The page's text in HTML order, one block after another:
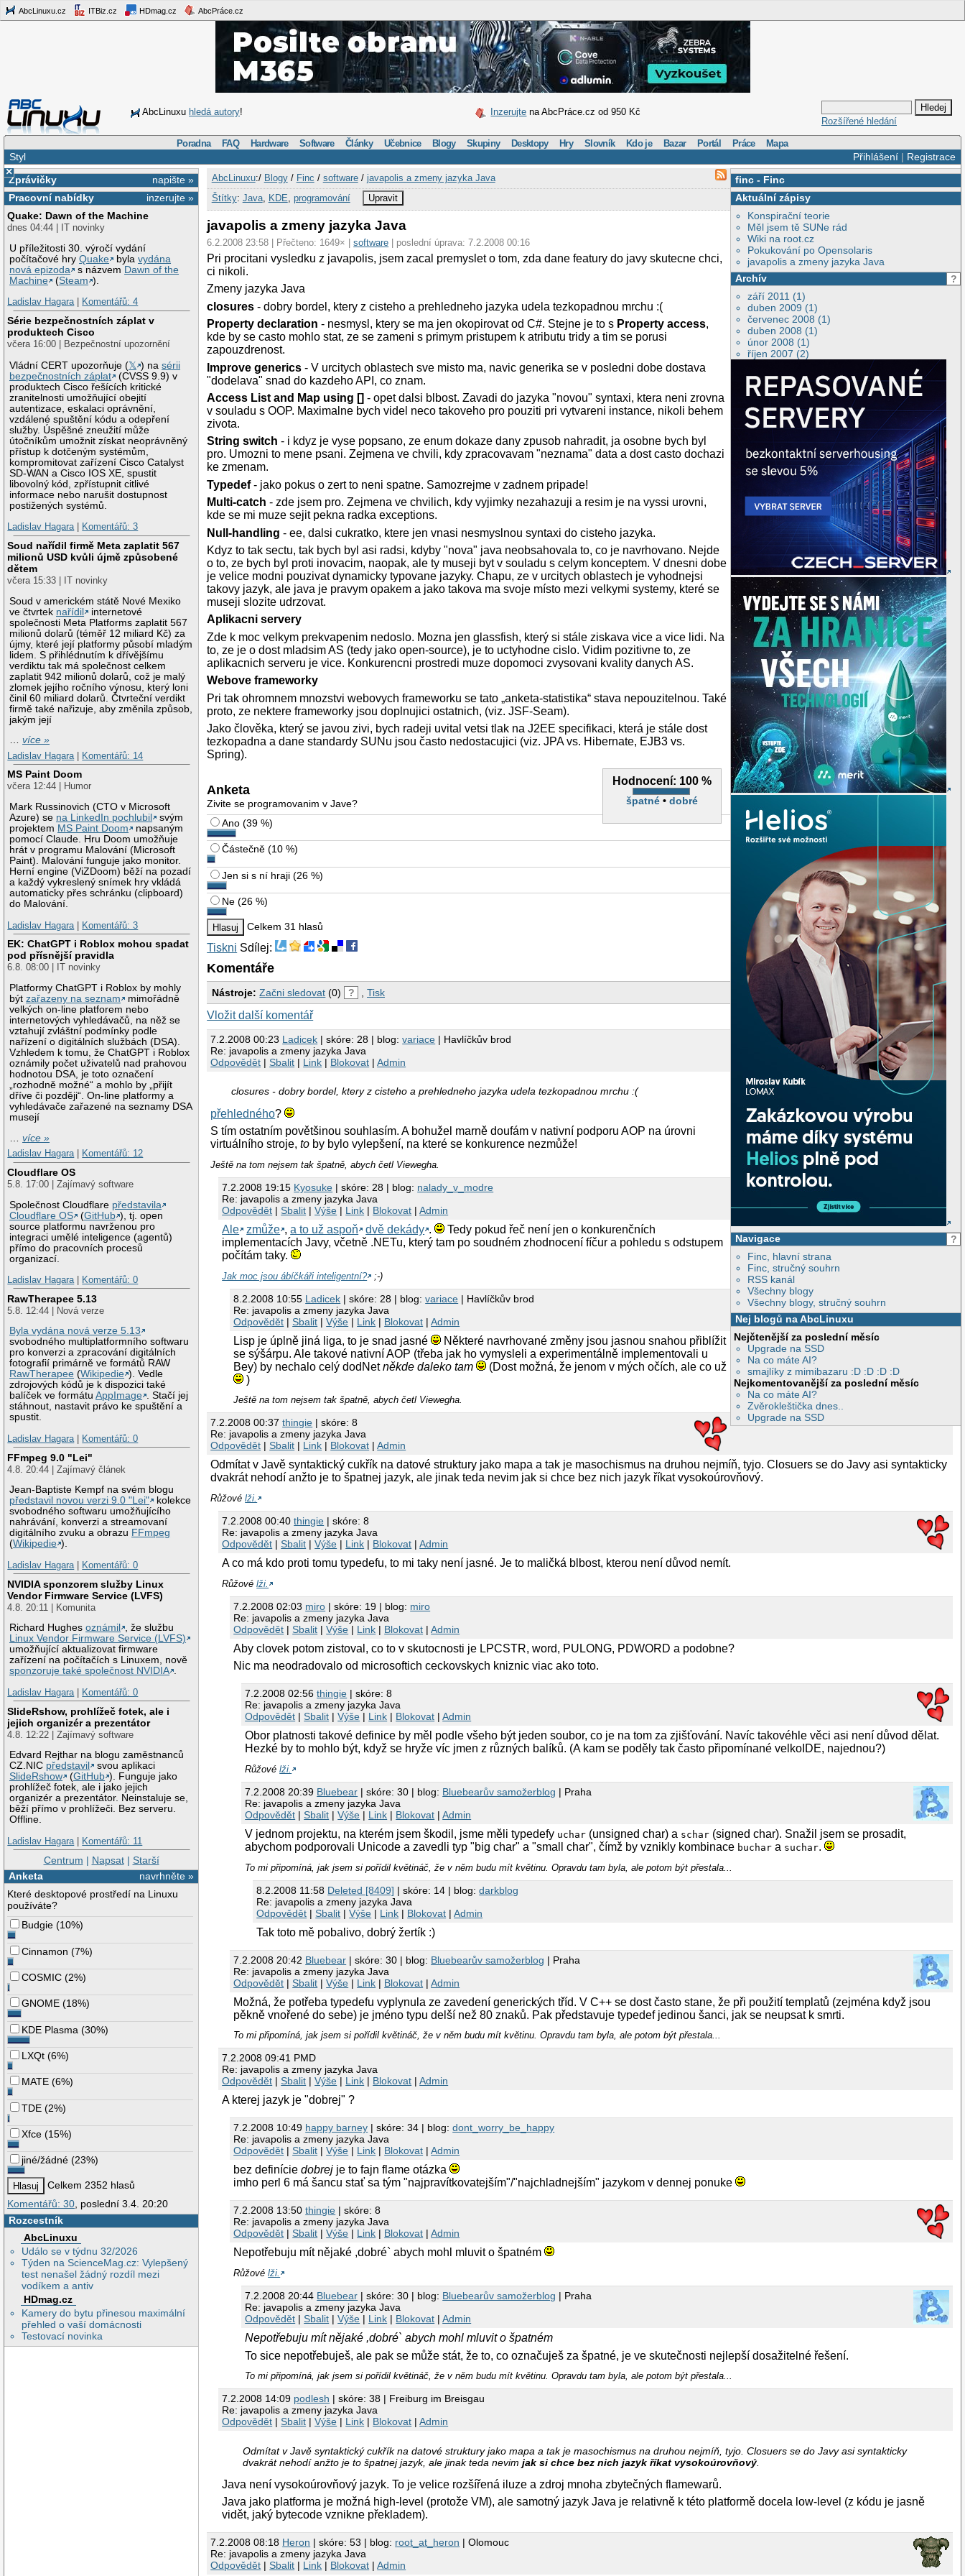
AbcLinuxu.cz ITBiz.cz HDmag.cz AbcPráce.cz
AbcLinuxu hledá autory! Inzerujte na AbcPráce.cz od 950 Kč
Rozšířené hledání
Poradna FAQ Hardware Software Články Učebnice Blogy Skupiny Desktopy Hry Slovník Kdo je Bazar Portál Práce Mapa
Přihlášení| Registrace
Styl
×
napište »
Zprávičky
inzerujte »
Pracovní nabídky
Quake: Dawn of the Machine
dnes 04:44 | IT novinky
U příležitosti 30. výročí vydání
počítačové hryQuake bylavydána
nová epizoda
s názvem Dawn of the
Machine
(Steam ).
Ladislav Hagara| Komentářů: 4
Série bezpečnostních záplat v
produktech Cisco
včera 16:00 | Bezpečnostní upozornění
Vládní CERT upozorňuje (𝕏 ) nasérii
bezpečnostních záplat
(CVSS 9.9) v
produktech Cisco řešících kritické
zranitelnosti umožňující obejití
autentizace, eskalaci oprávnění,
vzdálené spuštění kódu a odepření
služby. Úspěšné zneužití může
útočníkům umožnit získat neoprávněný
přístup k dotčeným systémům,
kompromitovat zařízení Cisco Catalyst
SD-WAN a Cisco IOS XE, spustit
libovolný kód, zpřístupnit citlivé
informace nebo narušit dostupnost
postižených systémů.
Ladislav Hagara| Komentářů: 3
Soud nařídil firmě Meta zaplatit 567
milionů USD kvůli újmě způsobené
dětem
včera 15:33 | IT novinky
Soud v americkém státě Nové Mexiko
ve čtvrtek nařídil
internetové
společnosti Meta Platforms zaplatit 567
milionů dolarů (téměř 12 miliard Kč) za
újmy, které její platformy působí mladým
lidem. S přihlédnutím k dřívějšímu
verdiktu tak má společnost celkem
zaplatit 942 milionů dolarů, což je malý
zlomek jejího ročního výnosu, který loni
činil 60 miliard dolarů. Čtvrteční verdikt
firmě také nařizuje, aby změnila způsob,
jakým její
…více »
Ladislav Hagara
Komentářů: 14
MS Paint Doom
včera 12:44 | Humor
Mark Russinovich (CTO v Microsoft
Azure) se na LinkedIn pochlubil
svým
projektem MS Paint Doom
napsaným
pomocí Claude. Hru Doom umožňuje
hrát v programu Malování (Microsoft
Paint). Malování funguje jako monitor.
Herní engine (ViZDoom) běží na pozadí
a každý vykreslený snímek hry vkládá
automaticky přes schránku (clipboard)
do Malování.
Ladislav Hagara
Komentářů: 3
EK: ChatGPT i Roblox mohou spadat
pod přísnější pravidla
6.8. 08:00 | IT novinky
Platformy ChatGPT i Roblox by mohly
býtzařazeny na seznam
mimořádně
velkých on-line platforem nebo
internetových vyhledávačů, na něž se
vztahují zvláštní podmínky podle
nařízení o digitálních službách (DSA).
Vzhledem k tomu, že ChatGPT i Roblox
oznámily počet uživatelů nad prahovou
hodnotou DSA, je toto označení
„rozhodně možné“ a mohlo by „přijít
dříve či později“. On-line platformy a
vyhledávače zařazené na seznamy DSA
musejí
…více »
Ladislav Hagara| Komentářů: 12
Cloudflare OS
5.8. 17:00 | Zajímavý software
Společnost Cloudflare představila
Cloudflare OS
(GitHub ), tj. open
source platformu navrženou pro
integraci umělé inteligence (agentů)
přímo do pracovních procesů
organizací.
Ladislav Hagara| Komentářů: 0
RawTherapee 5.13
5.8. 12:44 | Nová verze
Byla vydána nová verze 5.13
svobodného multiplatformního softwaru
pro konverzi a zpracování digitálních
fotografií primárně ve formátů RAW
RawTherapee (Wikipedie ). Vedle
zdrojových kódů je k dispozici také
balíček ve formátuAppImage . Stačí jej
stáhnout, nastavit právo ke spuštění a
spustit.
Ladislav Hagara| Komentářů: 0
FFmpeg 9.0 "Lei"
4.8. 20:44 | Zajímavý článek
Jean-Baptiste Kempf na svém blogu
představil novou verzi 9.0 "Lei"
kolekce
svobodného softwaru umožňujícího
nahrávání, konverzi a streamovaní
digitálního zvuku a obrazu FFmpeg
(Wikipedie ).
Ladislav Hagara| Komentářů: 0
NVIDIA sponzorem služby Linux
Vendor Firmware Service (LVFS)
4.8. 20:11 | Komunita
Richard Hughesoznámil
, že službu
Linux Vendor Firmware Service (LVFS)
umožňující aktualizovat firmware
zařízení na počítačích s Linuxem, nově
sponzoruje také společnost NVIDIA .
Ladislav Hagara| Komentářů: 0
SlideRshow, prohlížeč fotek, ale i
jejich organizér a prezentátor
4.8. 12:22 | Zajímavý software
Edvard Rejthar na blogu zaměstnanců
CZ.NIC představil
svou aplikaci
SlideRshow
(GitHub ). Funguje jako
prohlížeč fotek, ale i jako jejich
organizér a prezentátor. Neinstaluje se,
běží přímo v prohlížeči. Bez serveru.
Offline.
Ladislav Hagara| Komentářů: 11
Centrum | Napsat| Starší
navrhněte »
Anketa
Které desktopové prostředí na Linuxu
používáte?
Budgie (10%)
Cinnamon (7%)
COSMIC (2%)
GNOME (18%)
KDE Plasma (30%)
LXQt (6%)
MATE (6%)
TDE (2%)
Xfce (15%)
jiné/žádné (23%)
Celkem 2352 hlasů
Komentářů: 30 , poslední 3.4. 20:20
Rozcestník
AbcLinuxu
Událo se v týdnu 32/2026
Týden na ScienceMag.cz: Vylepšený
test nenašel žádný rozdíl mezi
vodíkem a antiv
HDmag.cz
Kamery do bytu přinesou maximální
přehled o vaší domácnosti
Testovací novinka
finc- Finc
Aktuální zápisy
Konspirační teorie
Měl jsem tě SUNe rád
Wiki na root.cz
Pokukování po Opensolaris
javapolis a zmeny jazyka Java
?
Archív
září 2011 (1)
duben 2009 (1)
červenec 2008 (1)
duben 2008 (1)
únor 2008 (1)
říjen 2007 (2)
?
Navigace
Finc, hlavní strana
Finc, stručný souhrn
RSS kanál
Všechny blogy
Všechny blogy, stručný souhrn
Nej blogů na AbcLinuxu
Nejčtenější za poslední měsíc
Upgrade na SSD
Na co máte AI?
smajlíky z mimibazaru :D :D :D :D
Nejkomentovanější za poslední měsíc
Na co máte AI?
Zvěrokleštička dnes..
Upgrade na SSD
AbcLinuxu:/ Blogy/ Finc / software/ javapolis a zmeny jazyka Java
Štítky: Java, KDE programování Upravit
javapolis a zmeny jazyka Java
6.2.2008 23:58 | Přečteno: 1649× |software | poslední úprava: 7.2.2008 00:16
Pri procitani vysledku z javapolis, jsem zacal premyslet o tom, zda dane featury do javy skutecne chci,
ci nikoli.
Zmeny jazyka Java
closures - dobry bordel, ktery z cisteho a prehledneho jazyka udela tezkopadnou mrchu :(
Property declaration - nesmysl, ktery se ma jen okopirovat od C#. Stejne je to s Property access,
kde by se casto mohlo stat, ze se zameni s primym pristupem k atributu tridy a tim se porusi
zapouzdrenost.
Improve generics - V urcitych oblastech sve misto ma, navic generika se v posledni dobe dostava
"dodelava" snad do kazdeho API, co znam.
Access List and Map using [] - opet dalsi blbost. Zavadi do jazyka "novou" syntaxi, ktera neni zrovna
v souladu s OOP. Maximalne bych videl neco takoveho pro pouziti pri vytvareni instance, nikoli behem
zivota.
String switch - i kdyz je vyse popsano, ze enum dokaze dany zpusob nahradit, ja osobne bych byl
pro. Umozni to mene psani. Zejmena ve chvili, kdy zpracovavam "neznama" data a dost casto dochazi
ke zmenam.
Typedef- jako pokus o zert to neni spatne. Samozrejme v zadnem pripade!
Multi-catch - zde jsem pro. Zejmena ve chvilich, kdy vyjimky nezahazuji a resim je na vyssi urovni,
kde se mi muze sejit pekna radka exceptions.
Null-handling - ee, dalsi cukratko, ktere jen vnasi nesmyslnou syntaxi do cisteho jazyka.
Kdyz to tak sectu, tak bych byl asi radsi, kdyby "nova" java neobsahovala to, co je navrhovano. Nejde
o to, ze bych byl proti inovacim, naopak, ale ty museji byt v souladu s celym konceptem. V dnesni dobe
je velice modni pouzivat dynamicky typovane jazyky. Chapu, ze v urcitych oblastech je vyhodnejsi
takovy jazyk, ale java je pravym opakem a jako takova ma svoje místo mezi velkymi systemy, které se
museji slozite udrzovat.
Aplikacni servery
Zde k moc velkym prekvapenim nedoslo. Mozna jen glassfish, který si stále ziskava vice a vice lidi. Na
to, ze je o dost mladsim AS (tedy jako open-source), je to uctyhodne cislo. Vidim pozitivne to, ze
aplikacnich serveru je vice. Konkurencni prostredi muze dopomoci zvysovani kvality danych AS.
Webove frameworky
Pri tak ohromnem mnozstvi webovych frameworku se tato „anketa-statistika“ stava nepouzitelnou. Také
proto, ze nektere frameworky jsou doplnujici ostatnich, (viz. JSF-Seam).
Jako člověka, který se javou zivi, bych radeji uvital vetsi tlak na J2EE specifikaci, která je stále dost
tezkopadna a dane standardy SUNu jsou často nedostacujici (viz. JPA vs. Hibernate, EJB3 vs.
Spring).
Hodnocení: 100 %
špatné •dobré
Anketa
Zivite se programovanim v Jave?
Ano (39 %)
Částečně (10 %)
Jen si s ní hraji (26 %)
Ne (26 %)
Celkem 31 hlasů
Tiskni Sdílej:
Komentáře
Nástroje: Začni sledovat (0) ? , Tisk
Vložit další komentář
7.2.2008 00:23 Ladicek | skóre: 28 | blog:variace | Havlíčkův brod
Re: javapolis a zmeny jazyka Java
Odpovědět |Sbalit | Link | Blokovat |Admin
closures - dobry bordel, ktery z cisteho a prehledneho jazyka udela tezkopadnou mrchu :(
přehledného?
S tím ostatním povětšinou souhlasím. A bohužel marně doufám v nativní podporu AOP na úrovni
virtuálního stroje,to by bylo vylepšení, na které se konkurence nezmůže!
Ještě na tom nejsem tak špatně, abych četl Viewegha.
7.2.2008 19:15 Kyosuke | skóre: 28 | blog: nalady_v_modre
Re: javapolis a zmeny jazyka Java
Odpovědět |Sbalit |Výše | Link | Blokovat |Admin
Ale zmůže ,a to už aspoň dvě dekády .
Tedy pokud řeč není jen o konkurenčních
implementacích Javy, včetně .NETu, který tam po soudném zhodnocení fíčur a pohledu s odstupem
počítám taky.
Jak moc jsou ábíčkáři inteligentní? ;-)
8.2.2008 10:55 Ladicek | skóre: 28 | blog:variace | Havlíčkův brod
Re: javapolis a zmeny jazyka Java
Odpovědět |Sbalit |Výše | Link | Blokovat |Admin
Lisp je úplně jiná liga, to je snad jasné
Některé navrhované změny jsou jasnou snahou přiblížit
se sýšárpu. Ale takové nativní AOP (třeba jak ho vymysleli a experimentálně implementovali u
Bey) by nechalo celý dodNetněkde daleko tam
(Dost možná, že jenom v mých očích, ale co už
)
Ještě na tom nejsem tak špatně, abych četl Viewegha.
7.2.2008 00:37thingie | skóre: 8
Re: javapolis a zmeny jazyka Java
Odpovědět |Sbalit | Link | Blokovat |Admin
Odmítat v Javě syntaktický cukřík na datové struktury jako mapa a tak je masochismus na druhou nejmíň, tyjo. Closuers se do Javy asi syntakticky
dvakrát nehodí anžto je to špatnej jazyk, ale jinak teda nevim jak si chce bez nich jazyk říkat vysokoúrovňový.
Růžovélži.
7.2.2008 00:40thingie | skóre: 8
Re: javapolis a zmeny jazyka Java
Odpovědět |Sbalit |Výše | Link | Blokovat |Admin
A co má kdo proti tomu typedefu, to mi taky není jasné. Je to maličká blbost, kterou není důvod nemít.
Růžovélži.
7.2.2008 02:03 miro | skóre: 19 | blog: miro
Re: javapolis a zmeny jazyka Java
Odpovědět |Sbalit |Výše | Link | Blokovat |Admin
Aby clovek potom zistoval, co to v skutocnosti je LPCSTR, word, PULONG, PDWORD a podobne?
Nic ma neodradovalo od microsoftich ceckovskych kniznic viac ako toto.
7.2.2008 02:56thingie | skóre: 8
Re: javapolis a zmeny jazyka Java
Odpovědět |Sbalit |Výše | Link | Blokovat |Admin
Obor platnosti takové definice by měl podle všeho být jeden soubor, co je na tom za zjišťování. Navíc takovéhle věci asi není důvod dělat.
Hezké by to mohlo být, když se hryže víc jmen z různých balíků. (A kam se poděly tak často připomínané velkoIDE, najednou?)
Růžovélži.
7.2.2008 20:39 Bluebear | skóre: 30 | blog: Bluebearův samožerblog | Praha
Re: javapolis a zmeny jazyka Java
Odpovědět |Sbalit |Výše | Link | Blokovat |Admin
V jednom projektu, na kterém jsem škodil, jsme měli typedefy uchar (unsigned char) a schar (signed char). Snažil jsem se prosadit,
abychom podporovali Unicode a zavedli typ "big char" a "small char", čímž by vznikly kombinace buchar a suchar.
To mi připomíná, jak jsem si pořídil květináč, že v něm budu mít květinu. Opravdu tam byla, ale potom být přestala...
8.2.2008 11:58 Deleted [8409] | skóre: 14 | blog:darkblog
Re: javapolis a zmeny jazyka Java
Odpovědět |Sbalit |Výše | Link | Blokovat |Admin
Tak toto mě pobalivo, dobrý žertík :)
7.2.2008 20:42 Bluebear | skóre: 30 | blog: Bluebearův samožerblog | Praha
Re: javapolis a zmeny jazyka Java
Odpovědět |Sbalit |Výše | Link | Blokovat |Admin
Možná, že potřeba typedefu vyplynula ze zavedení generických tříd. V C++ se dost často stane, že při použití templatů (zejména když jsou
pěkně vnořené do sebe) je jméno typu delší než 80 znaků. Pak představuje typedef jedinou šanci, jak se neupsat k smrti.
To mi připomíná, jak jsem si pořídil květináč, že v něm budu mít květinu. Opravdu tam byla, ale potom být přestala...
7.2.2008 09:41 PMD
Re: javapolis a zmeny jazyka Java
Odpovědět |Sbalit |Výše | Link | Blokovat |Admin
A kterej jazyk je "dobrej" ?
7.2.2008 10:49 happy barney | skóre: 34 | blog:dont_worry_be_happy
Re: javapolis a zmeny jazyka Java
Odpovědět |Sbalit |Výše | Link | Blokovat |Admin
bez definíciedobrej je to fajn flame otázka
imho perl 6 má šancu stať sa tým "najpravítkovatejším"/"najchladnejším" jazykom v dennej ponuke
7.2.2008 13:50thingie | skóre: 8
Re: javapolis a zmeny jazyka Java
Odpovědět |Sbalit |Výše | Link | Blokovat |Admin
Nepotřebuju mít nějaké ,dobré` abych mohl mluvit o špatném
Růžovélži.
7.2.2008 20:44 Bluebear | skóre: 30 | blog: Bluebearův samožerblog | Praha
Re: javapolis a zmeny jazyka Java
Odpovědět |Sbalit |Výše | Link | Blokovat |Admin
Nepotřebuju mít nějaké ,dobré` abych mohl mluvit o špatném
To sice nepotřebuješ, ale pak se může stát, že to, co označuješ za špatné, je ve skutečnosti nejlepší dosažitelné řešení.
To mi připomíná, jak jsem si pořídil květináč, že v něm budu mít květinu. Opravdu tam byla, ale potom být přestala...
7.2.2008 14:09 podlesh | skóre: 38 | Freiburg im Breisgau
Re: javapolis a zmeny jazyka Java
Odpovědět |Sbalit |Výše | Link | Blokovat |Admin
Odmítat v Javě syntaktický cukřík na datové struktury jako mapa a tak je masochismus na druhou nejmíň, tyjo. Closuers se do Javy asi syntakticky
dvakrát nehodí anžto je to špatnej jazyk, ale jinak teda nevim jak si chce bez nich jazyk říkat vysokoúrovňový.
Java není vysokoúrovňový jazyk. To je velice rozšířená iluze a zdroj mnoha zbytečných flamewarů.
Java jako platforma je možná high-level (protože VM), ale samotný jazyk Java je relativně k této platformě docela low-level (z kódu je jasně
vidět, jaký bytecode vznikne překladem).
7.2.2008 08:18 Heron | skóre: 53 | blog: root_at_heron | Olomouc
Re: javapolis a zmeny jazyka Java
Odpovědět |Sbalit | Link | Blokovat |Admin